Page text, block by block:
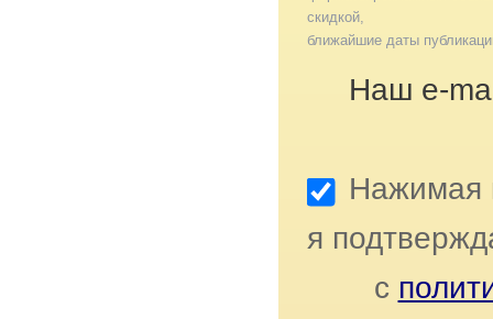
скидкой,
ближайшие даты
Наш e-
Нажимая
я
с